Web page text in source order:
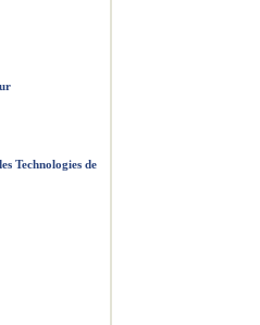
Technologies de